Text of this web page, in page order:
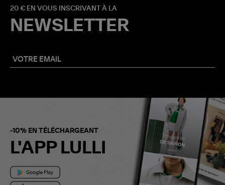
20 € EN VOUS INSCRIVANT À LA
NEWSLETTER
-10% EN TÉLÉCHARGEANT
L'APP LULLI